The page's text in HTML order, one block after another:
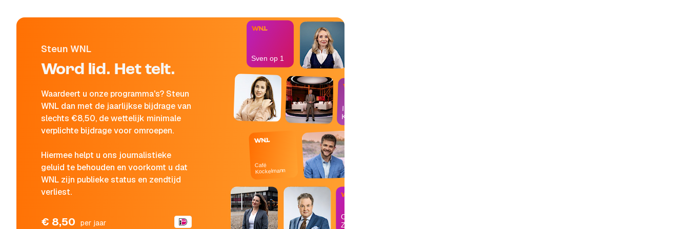
Steun WNL
Word lid. Het telt.
Waardeert u onze programma's? Steun
WNL dan met de jaarlijkse bijdrage van
slechts €8,50, de wettelijk minimale
verplichte bijdrage voor omroepen.
Hiermee helpt u ons journalistieke
geluid te behouden en voorkomt u dat
WNL zijn publieke status en zendtijd
verliest.
€ 8,50 per jaar
Op
Zondag
Café
Kockelmann
In de
Kantine
Sven op 1